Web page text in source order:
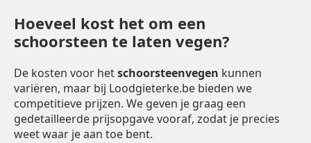
Hoeveel kost het om een
schoorsteen te laten vegen?
De kosten voor hetschoorsteenvegen kunnen
variëren, maar bij Loodgieterke.be bieden we
competitieve prijzen. We geven je graag een
gedetailleerde prijsopgave vooraf, zodat je precies
weet waar je aan toe bent.